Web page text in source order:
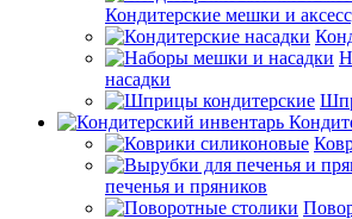
Кондитерские мешки и
насадки
печенья и пряников